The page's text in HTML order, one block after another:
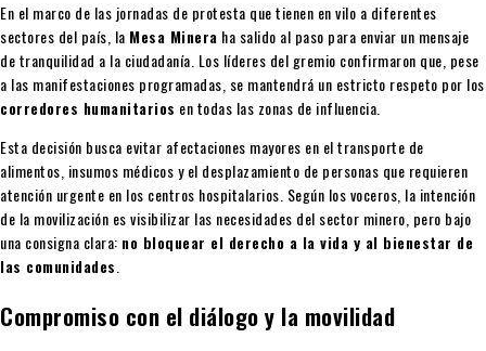
En el marco de las jornadas de protesta que tienen en vilo a diferentes
sectores del país, la Mesa Minera ha salido al paso para enviar un mensaje
de tranquilidad a la ciudadanía. Los líderes del gremio confirmaron que, pese
a las manifestaciones programadas, se mantendrá un estricto respeto por los
corredores humanitarios en todas las zonas de influencia.
Esta decisión busca evitar afectaciones mayores en el transporte de
alimentos, insumos médicos y el desplazamiento de personas que requieren
atención urgente en los centros hospitalarios. Según los voceros, la intención
de la movilización es visibilizar las necesidades del sector minero, pero bajo
una consigna clara: no bloquear el derecho a la vida y al bienestar de
las comunidades.
Compromiso con el diálogo y la movilidad